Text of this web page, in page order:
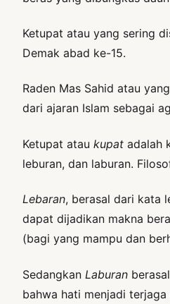
Ketupat atau yang sering
Demak abad ke-15.
Raden Mas Sahid atau
dari ajaran Islam sebagai
Ketupat atau kupat adalah
leburan, dan laburan.
Lebaran, berasal dari kata
dapat dijadikan makna
(bagi yang mampu dan
Sedangkan Laburan
bahwa hati menjadi